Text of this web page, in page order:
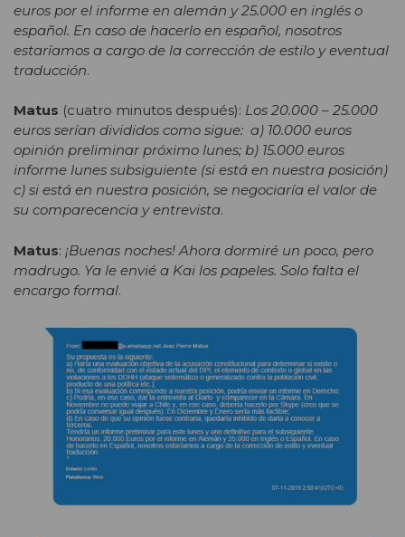
euros por el informe en alemán y 25.000 en inglés o
español. En caso de hacerlo en español, nosotros
estaríamos a cargo de la corrección de estilo y eventual
traducción.
Matus (cuatro minutos después): Los 20.000 – 25.000
euros serían divididos como sigue: a) 10.000 euros
opinión preliminar próximo lunes; b) 15.000 euros
informe lunes subsiguiente (si está en nuestra posición)
c) si está en nuestra posición, se negociaría el valor de
su comparecencia y entrevista.
Matus: ¡Buenas noches! Ahora dormiré un poco, pero
madrugo. Ya le envié a Kai los papeles. Solo falta el
encargo formal.